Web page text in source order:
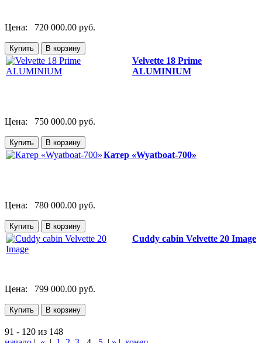
Цена: 720 000.00 руб.
Velvette 18 Prime
ALUMINIUM
Цена: 750 000.00 руб.
Катер «Wyatboat-700»
Цена: 780 000.00 руб.
Cuddy cabin Velvette 20 Image
Цена: 799 000.00 руб.
91 - 120 из 148